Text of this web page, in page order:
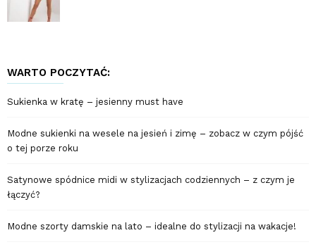
WARTO POCZYTAĆ:
Sukienka w kratę – jesienny must have
Modne sukienki na wesele na jesień i zimę – zobacz w czym pójść
o tej porze roku
Satynowe spódnice midi w stylizacjach codziennych – z czym je
łączyć?
Modne szorty damskie na lato – idealne do stylizacji na wakacje!